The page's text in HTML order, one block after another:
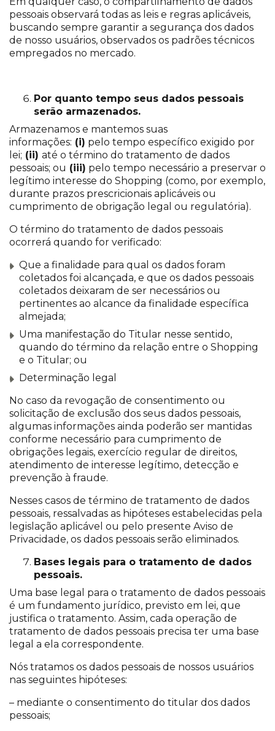
pessoais observará todas as leis e regras aplicáveis,
buscando sempre garantir a segurança dos dados
de nosso usuários, observados os padrões técnicos
empregados no mercado.
Por quanto tempo seus dados pessoais
serão armazenados.
Armazenamos e mantemos suas
informações: (i) pelo tempo específico exigido por
lei; (ii) até o término do tratamento de dados
pessoais; ou (iii) pelo tempo necessário a preservar o
legítimo interesse do Shopping (como, por exemplo,
durante prazos prescricionais aplicáveis ou
cumprimento de obrigação legal ou regulatória).
O término do tratamento de dados pessoais
ocorrerá quando for verificado:
Que a finalidade para qual os dados foram
coletados foi alcançada, e que os dados pessoais
coletados deixaram de ser necessários ou
pertinentes ao alcance da finalidade específica
almejada;
Uma manifestação do Titular nesse sentido,
quando do término da relação entre o Shopping
e o Titular; ou
Determinação legal
No caso da revogação de consentimento ou
solicitação de exclusão dos seus dados pessoais,
algumas informações ainda poderão ser mantidas
conforme necessário para cumprimento de
obrigações legais, exercício regular de direitos,
atendimento de interesse legítimo, detecção e
prevenção à fraude.
Nesses casos de término de tratamento de dados
pessoais, ressalvadas as hipóteses estabelecidas pela
legislação aplicável ou pelo presente Aviso de
Privacidade, os dados pessoais serão eliminados.
Bases legais para o tratamento de dados
pessoais.
Uma base legal para o tratamento de dados pessoais
é um fundamento jurídico, previsto em lei, que
justifica o tratamento. Assim, cada operação de
tratamento de dados pessoais precisa ter uma base
legal a ela correspondente.
Nós tratamos os dados pessoais de nossos usuários
nas seguintes hipóteses:
– mediante o consentimento do titular dos dados
pessoais;